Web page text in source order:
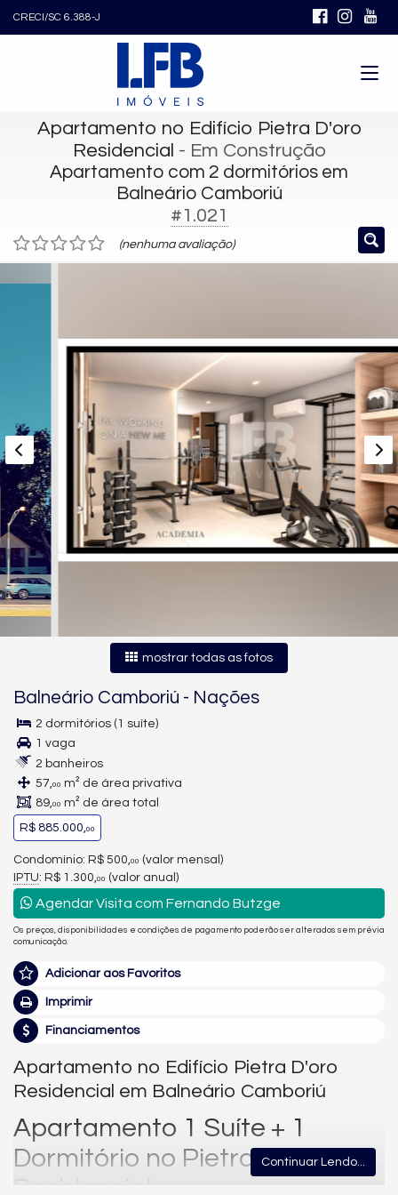
CRECI/SC 6.388-J
Apartamento no Edifício Pietra D'oro
Residencial - Em Construção
Apartamento com 2 dormitórios em
Balneário Camboriú
#1.021
(nenhuma avaliação)
mostrar todas as fotos
Balneário Camboriú - Nações
2 dormitórios (1 suíte)
1 vaga
2 banheiros
57,00 m² de área privativa
89,00 m² de área total
R$ 885.000,00
Condomínio: R$ 500, 00 (valor mensal)
IPTU: R$ 1.300, 00 (valor anual)
Agendar Visita com Fernando Butzge
Os preços, disponibilidades e condições de pagamento poderão ser alterados sem prévia
comunicação.
Adicionar aos Favoritos
Imprimir
Financiamentos
Apartamento no Edifício Pietra D'oro
Residencial em Balneário Camboriú
Apartamento 1 Suíte + 1
Dormitório no Pietra D’Oro
Residencial
Continuar Lendo...